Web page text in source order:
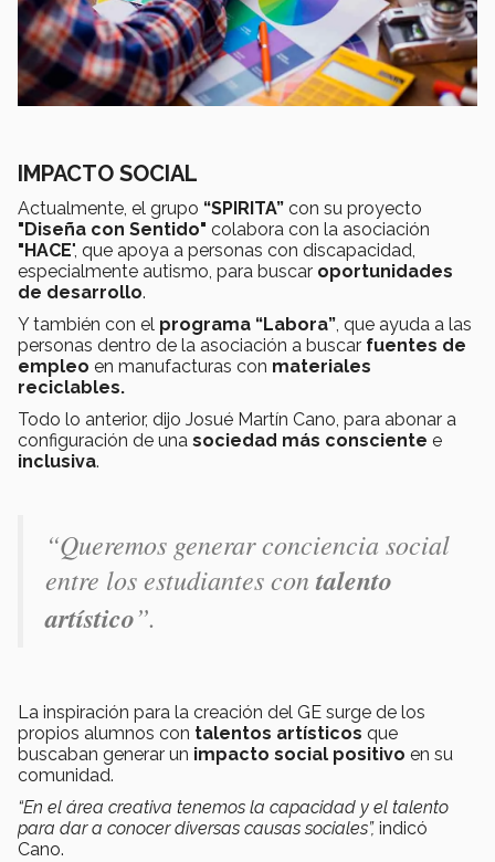
IMPACTO SOCIAL
Actualmente, el grupo “SPIRITA” con su proyecto
"Diseña con Sentido" colabora con la asociación
"HACE", que apoya a personas con discapacidad,
especialmente autismo, para buscar oportunidades
de desarrollo.
Y también con el programa “Labora”, que ayuda a las
personas dentro de la asociación a buscar fuentes de
empleo en manufacturas con materiales
reciclables.
Todo lo anterior, dijo Josué Martín Cano, para abonar a
configuración de una sociedad más consciente e
inclusiva.
“Queremos generar conciencia social
entre los estudiantes contalento
artístico”.
La inspiración para la creación del GE surge de los
propios alumnos con talentos artísticos que
buscaban generar un impacto social positivo en su
comunidad.
“En el área creativa tenemos la capacidad y el talento
para dar a conocer diversas causas sociales”, indicó
Cano.